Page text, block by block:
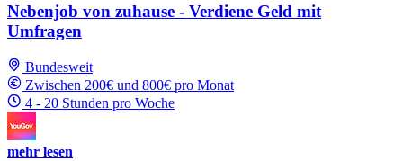
Nebenjob von zuhause - Verdiene Geld mit
Umfragen
Bundesweit
Zwischen 200€ und 800€ pro Monat
4 - 20 Stunden pro Woche
mehr lesen